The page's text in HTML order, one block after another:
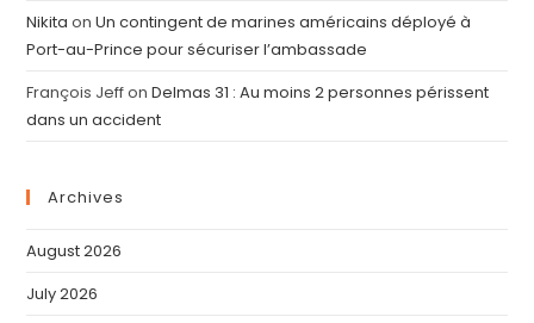
Nikita onUn contingent de marines américains déployé à
Port-au-Prince pour sécuriser l’ambassade
François JeffonDelmas 31 : Au moins 2 personnes périssent
dans un accident
Archives
August 2026
July 2026